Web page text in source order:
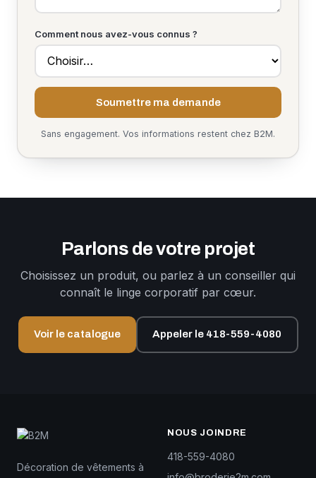
Comment nous avez-vous connus ?
Soumettre ma demande
Sans engagement. Vos informations restent chez B2M.
Parlons de votre projet
Choisissez un produit, ou parlez à un conseiller qui
connaît le linge corporatif par cœur.
Voir le catalogue Appeler le 418-559-4080
Décoration de vêtements à
NOUS JOINDRE
418-559-4080